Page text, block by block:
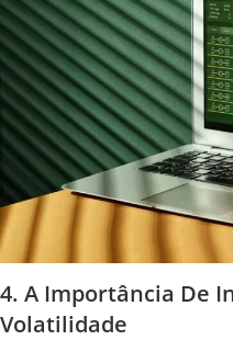
4. A Importância De
Volatilidade